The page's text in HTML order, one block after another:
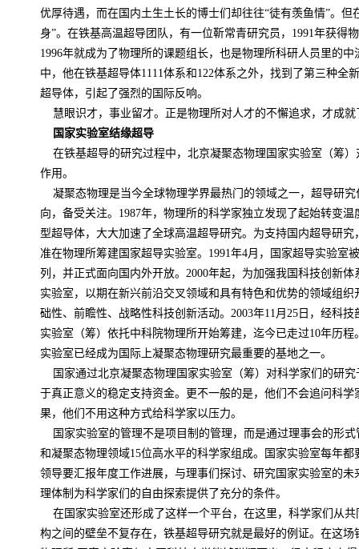
优厚待遇，而在国内土生土长的博士们却往往“徒有羡鱼情”。但
身”。在铁基高温超导团队，有一位靳常青研究员， 1991年获得
1996年就成为了物理所的课题组长，也是物理所科研人员里的
中，他在铁基超导体1111体系和 122体系之外，找到了第三种全
超导体，引起了强烈的国际反响。
慧眼识才，事业留才。正是物理所对人才的不懈追求，才成
国家实验室结缘超导
在铁基超导的研究过程中，北京凝聚态物理国家实验室（筹
作用。
凝聚态物理是当今全球物理学界最热门的领域之一，超导研
向，备受关注。 1987年，物理所的科学家独立发现了起始转变温
型超导体，大大加速了全球高温超导研究。为支持国内超导研究
准在物理所筹建国家超导实验室。 1991年4月，国家超导实验室
列，并正式面向国内外开放。 2000年起，为加强我国科技创新
实验室，以期在新兴前沿交叉领域和具有特色和优势的领域组
础性、前瞻性、战略性科技创新活动。 2003年11月 25 日，经科技
实验室（筹）依托中科院物理所开始筹建，迄今已走过10年历程
实验室已经成为国际上凝聚态物理研究最重要的基地之一。
国家通过北京凝聚态物理国家实验室（筹）对科学家们的研
于真正意义的稳定支持资金。更不一般的是，他们不会追问科
果，他们不用这种方式给科学家以压力。
国家实验室的管理不是项目制的管理，而是通过理事会的形
和凝聚态物理领域15位高水平的科学家组成。国家实验室每年
领导要汇报年度工作进展，与理事们探讨、研究国家实验室的
理体制为科学家们的自由探索提供了充分的条件。
在国家实验室还形成了这样一个平台，在这里，科学家们从
构之间的壁垒不复存在，铁基超导研究就是最好的例证。在这